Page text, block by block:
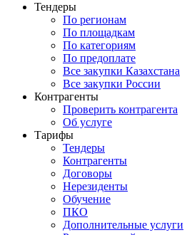
Тендеры
По регионам
По площадкам
По категориям
По предоплате
Все закупки Казахстана
Все закупки России
Контрагенты
Проверить контрагента
Об услуге
Тарифы
Тендеры
Контрагенты
Договоры
Нерезиденты
Обучение
ПКО
Дополнительные услуги